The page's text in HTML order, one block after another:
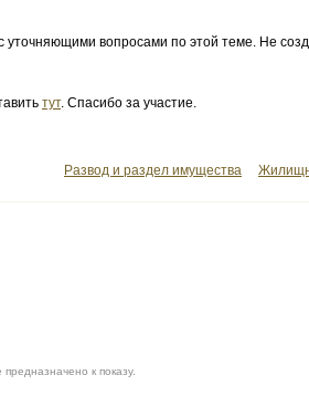
уточняющими вопросами по этой теме. Не
тут. Спасибо за участие.
Развод и раздел имущества
к показу.